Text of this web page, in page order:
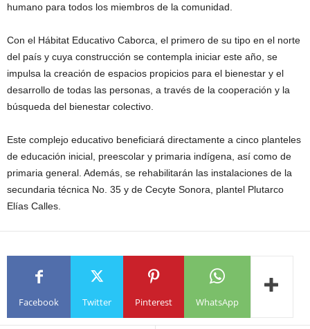
humano para todos los miembros de la comunidad.
Con el Hábitat Educativo Caborca, el primero de su tipo en el norte
del país y cuya construcción se contempla iniciar este año, se
impulsa la creación de espacios propicios para el bienestar y el
desarrollo de todas las personas, a través de la cooperación y la
búsqueda del bienestar colectivo.
Este complejo educativo beneficiará directamente a cinco planteles
de educación inicial, preescolar y primaria indígena, así como de
primaria general. Además, se rehabilitarán las instalaciones de la
secundaria técnica No. 35 y de Cecyte Sonora, plantel Plutarco
Elías Calles.
Facebook Twitter Pinterest WhatsApp